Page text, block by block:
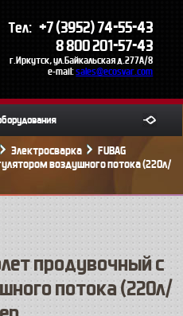
Тел: +7 (3952) 74-55-43
8 800 201-57-43
г.Иркутск, ул.Байкальская д.277А/8
e-mail:sales@ecosvar.com
Электросварка
FUBAG
воздушного потока (220л/
продувочный с
потока (220л/